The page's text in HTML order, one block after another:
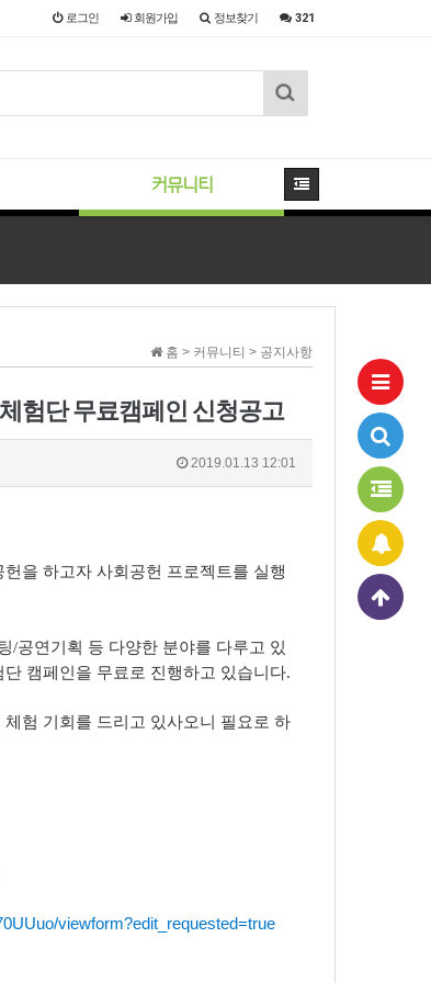
로그인 회원가입 정보찾기 321
커뮤니티
홈 > 커뮤니티 > 공지사항
험단 무료캠페인 신청공고
2019.01.13 12:01
을 하고자 사회공헌 프로젝트를 실행
/공연기획 등 다양한 분야를 다루고 있
캠페인을 무료로 진행하고 있습니다.
체험 기회를 드리고 있사오니 필요로 하
viewform?edit_requested=true